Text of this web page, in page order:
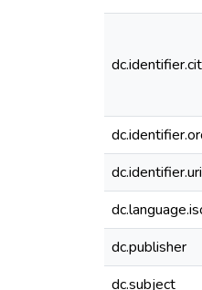
dc.identifier.uri
dc.publisher
dc.subject